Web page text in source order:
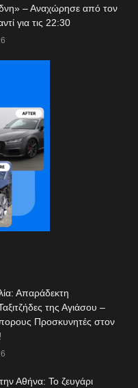
– Αναχώρησε από τον
για τις 22:30
Απαράδεκτη
της Αγιάσου –
Προσκυνητές στον
Αθήνα: Το ζευγάρι